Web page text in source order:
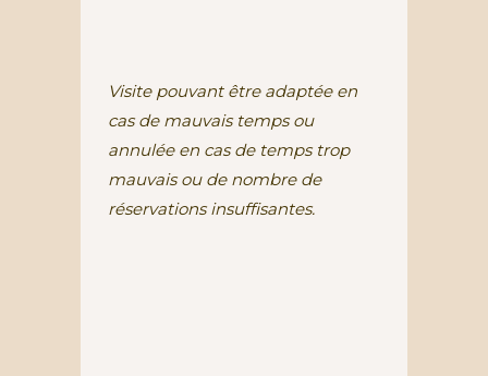
Visite pouvant être adaptée en
cas de mauvais temps ou
annulée en cas de temps trop
mauvais ou de nombre de
réservations insuffisantes.